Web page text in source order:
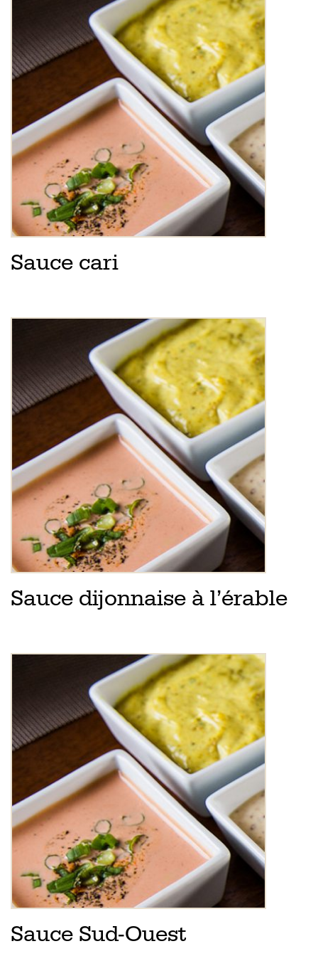
Sauce cari
Sauce dijonnaise à l’érable
Sauce Sud-Ouest